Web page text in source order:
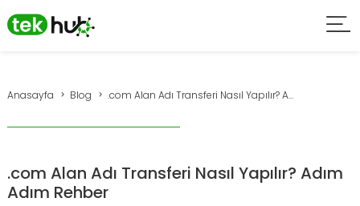
Anasayfa Blog .com Alan Adı Transferi Nasıl Yapılır? A...
.com Alan Adı Transferi Nasıl Yapılır? Adım
Adım Rehber